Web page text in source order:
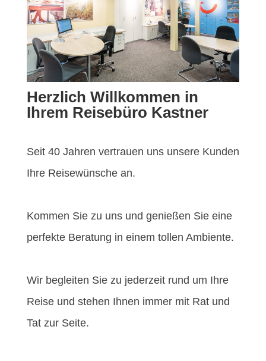
Herzlich Willkommen in
Ihrem Reisebüro Kastner
Seit 40 Jahren vertrauen uns unsere Kunden
Ihre Reisewünsche an.
Kommen Sie zu uns und genießen Sie eine
perfekte Beratung in einem tollen Ambiente.
Wir begleiten Sie zu jederzeit rund um Ihre
Reise und stehen Ihnen immer mit Rat und
Tat zur Seite.